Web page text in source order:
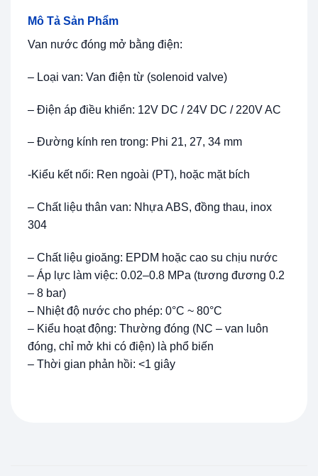
Mô Tả Sản Phẩm
Van nước đóng mở bằng điện:
– Loại van: Van điện từ (solenoid valve)
– Điện áp điều khiển: 12V DC / 24V DC / 220V AC
– Đường kính ren trong: Phi 21, 27, 34 mm
-Kiểu kết nối: Ren ngoài (PT), hoặc mặt bích
– Chất liệu thân van: Nhựa ABS, đồng thau, inox
304
– Chất liệu gioăng: EPDM hoặc cao su chịu nước
– Áp lực làm việc: 0.02–0.8 MPa (tương đương 0.2
– 8 bar)
– Nhiệt độ nước cho phép: 0°C ~ 80°C
– Kiểu hoạt động: Thường đóng (NC – van luôn
đóng, chỉ mở khi có điện) là phổ biến
– Thời gian phản hồi: <1 giây